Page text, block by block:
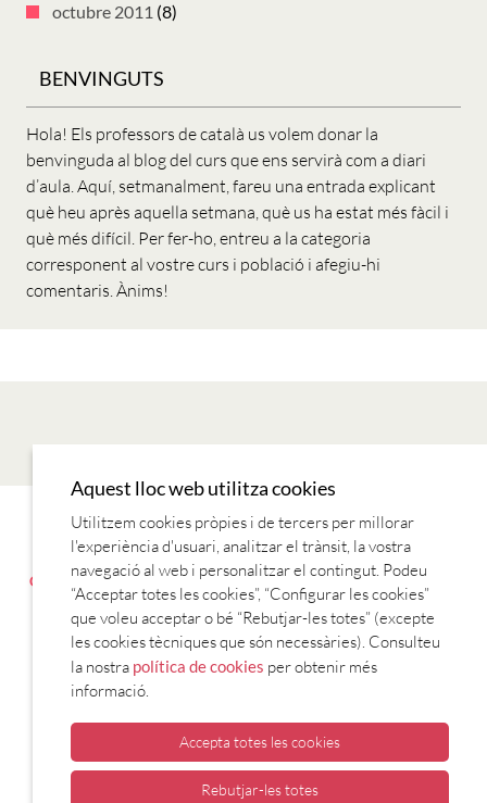
octubre 2011 (8)
BENVINGUTS
Hola! Els professors de català us volem donar la
benvinguda al blog del curs que ens servirà com a diari
d’aula. Aquí, setmanalment, fareu una entrada explicant
què heu après aquella setmana, què us ha estat més fàcil i
què més difícil. Per fer-ho, entreu a la categoria
corresponent al vostre curs i població i afegiu-hi
comentaris. Ànims!
LECTURESMÚSICAREVISTESSÈRIES TV TEORIA
COM PARLEM DE FETS PASSATSCONTRAST DE PASSATS
GUSTOS I PREFERÈNCIESCOM ENS PRESENTEM ELS DIES DE
LA SETMANA
TV I RÀDIO
Aquest lloc web utilitza cookies
Utilitzem cookies pròpies i de tercers per millorar
l'experiència d'usuari, analitzar el trànsit, la vostra
navegació al web i personalitzar el contingut. Podeu
“Acceptar totes les cookies”, “Configurar les cookies”
que voleu acceptar o bé “Rebutjar-les totes” (excepte
les cookies tècniques que són necessàries). Consulteu
la nostra política de cookies per obtenir més
informació.
Accepta totes les cookies
Rebutjar-les totes